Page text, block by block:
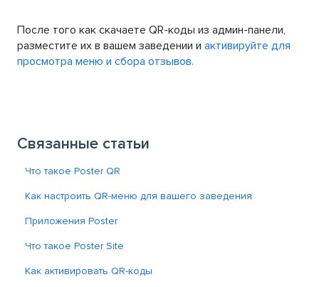
После того как скачаете QR-коды из админ-панели,
разместите их в вашем заведении и активируйте для
просмотра меню и сбора отзывов.
Связанные статьи
Что такое Poster QR
Как настроить QR-меню для вашего заведения
Приложения Poster
Что такое Poster Site
Как активировать QR-коды